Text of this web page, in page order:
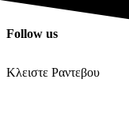
Follow us
Κλειστε Ραντεβου